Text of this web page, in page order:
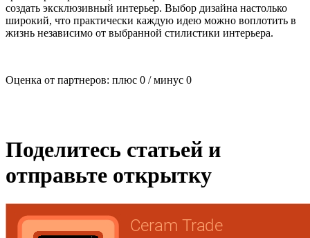
создать эксклюзивный интерьер. Выбор дизайна настолько
широкий, что практически каждую идею можно воплотить в
жизнь независимо от выбранной стилистики интерьера.
Оценка от партнеров: плюс 0 / минус 0
Поделитесь статьей и
отправьте открытку